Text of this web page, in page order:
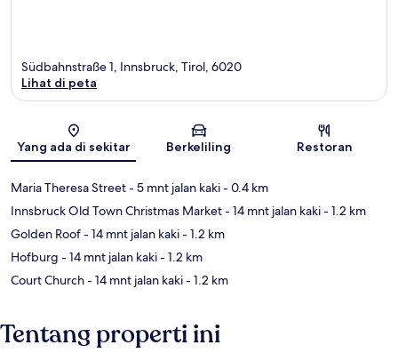
Peta
Südbahnstraße 1, Innsbruck, Tirol, 6020
Lihat di peta
Yang ada di sekitar Berkeliling Restoran
Maria Theresa Street- 5 mnt jalan kaki- 0.4 km
Innsbruck Old Town Christmas Market- 14 mnt jalan kaki- 1.2 km
Golden Roof- 14 mnt jalan kaki- 1.2 km
Hofburg - 14 mnt jalan kaki- 1.2 km
Court Church- 14 mnt jalan kaki- 1.2 km
Tentang properti ini